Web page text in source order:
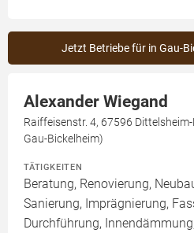
Jetzt Betriebe für in Gau-
Alexander Wiegand
Raiffeisenstr. 4, 67596
Gau-Bickelheim)
TÄTIGKEITEN
Beratung, Renovierung,
Sanierung, Imprägnierung,
Durchführung,